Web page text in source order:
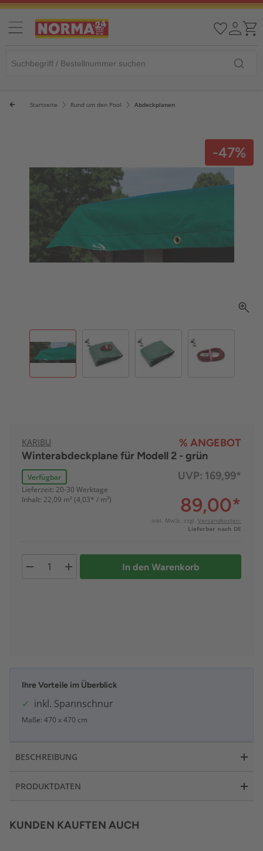
Startseite Rund um den Pool Abdeckplanen
-47%
KARIBU
% ANGEBOT
Winterabdeckplane für Modell 2 - grün
Verfügbar
Lieferzeit: 20-30 Werktage
Inhalt: 22,09 m² (4,03* / m²)
UVP: 169,99*
89,00*
inkl. MwSt. zzgl. Versandkosten:
Lieferbar nach DE
In den Warenkorb
Ihre Vorteile im Überblick
inkl. Spannschnur
Maße: 470 x 470 cm
BESCHREIBUNG
PRODUKTDATEN
KUNDEN KAUFTEN AUCH